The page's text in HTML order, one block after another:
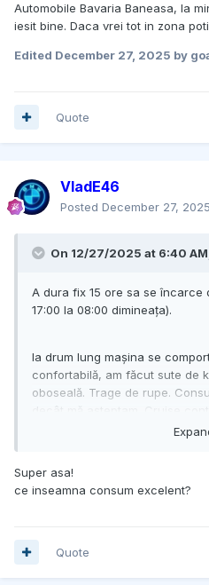
Automobile Bavaria Baneasa, la
iesit bine. Daca vrei tot in zona
Edited December 27, 2025 by
Quote
VladE46
Posted December 27, 2025
On 12/27/2025 at 6:40 AM,
A dura fix 15 ore sa se încarce
17:00 la 08:00 dimineața).
la drum lung mașina se
confortabilă, am făcut sute de
oboseală. Trage de rupe.
lane change assist excelente.
Super asa!
ce inseamna consum excelent?
Quote